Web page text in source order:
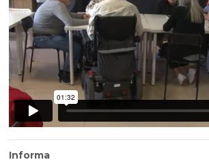
Informa